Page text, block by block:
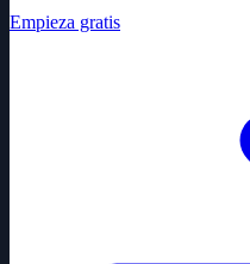
Empieza gratis